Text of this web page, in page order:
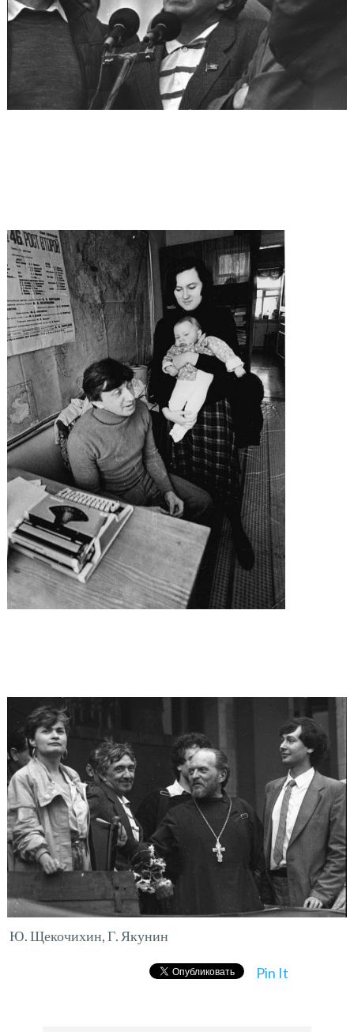
Ю. Щекочихин, Г. Якунин
Pin It